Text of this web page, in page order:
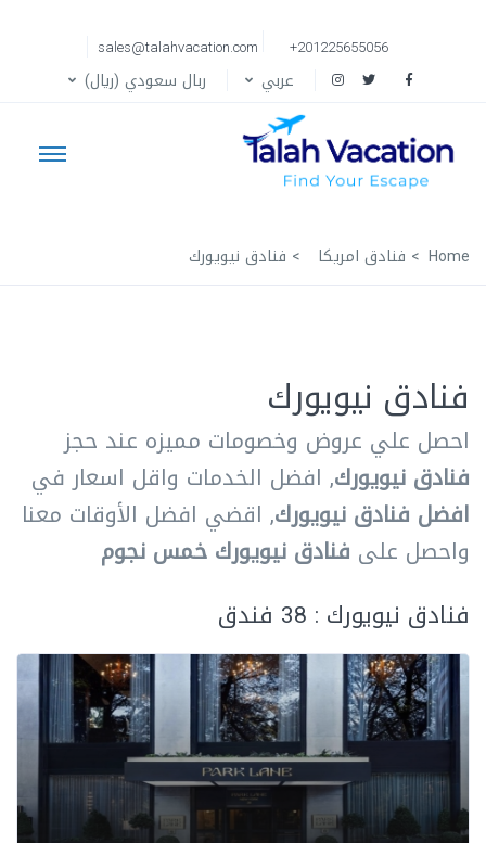
+201225655056
sales@talahvacation.com
عربي ربال سعودي (ريال)
Home فنادق امريكا فنادق نيويورك
فنادق نيويورك
احصل علي عروض وخصومات مميزه عند حجز
فنادق نيويورك, افضل الخدمات واقل اسعار في
افضل فنادق نيويورك, اقضي افضل الأوقات معنا
واحصل على فنادق نيويورك خمس نجوم
فنادق نيويورك : 38 فندق